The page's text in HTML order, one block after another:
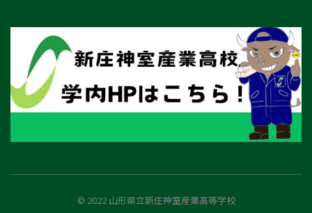
© 2022 山形県立新庄神室産業高等学校